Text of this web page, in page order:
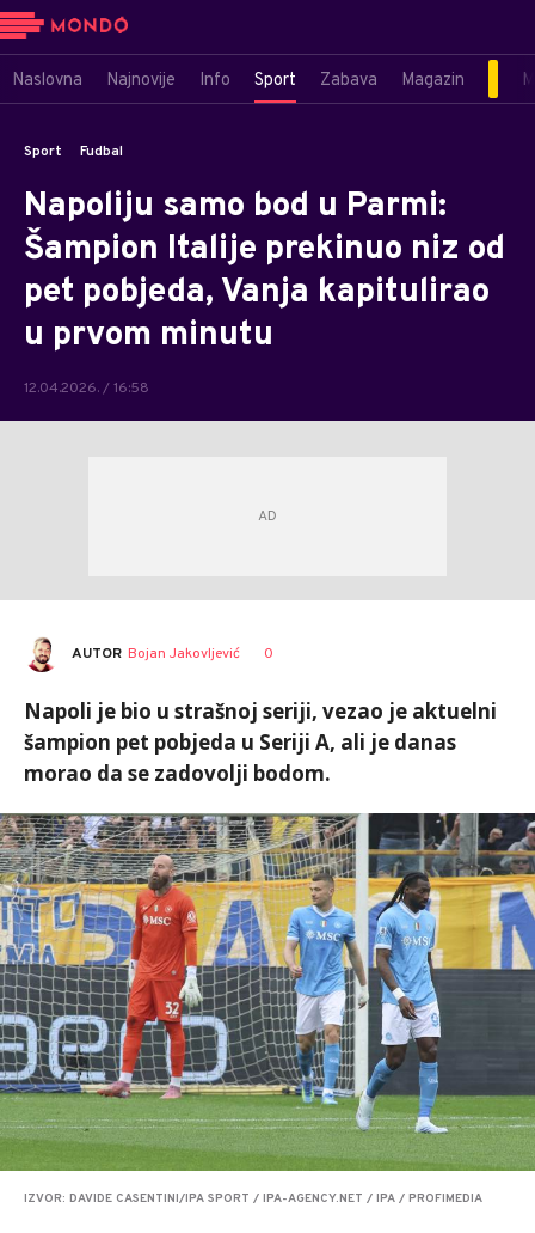
Naslovna Najnovije Info Sport Zabava Magazin
Sport Fudbal
Napoliju samo bod u Parmi:
Šampion Italije prekinuo niz od
pet pobjeda, Vanja kapitulirao
u prvom minutu
12.04.2026. / 16:58
AUTOR Bojan Jakovljević 0
Napoli je bio u strašnoj seriji, vezao je aktuelni
šampion pet pobjeda u Seriji A, ali je danas
morao da se zadovolji bodom.
IZVOR: DAVIDE CASENTINI/IPA SPORT / IPA-AGENCY.NET / IPA / PROFIMEDIA